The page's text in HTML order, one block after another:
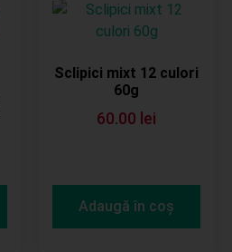
Sclipici mixt 12 culori
60g
60.00 lei
Adaugă în coș